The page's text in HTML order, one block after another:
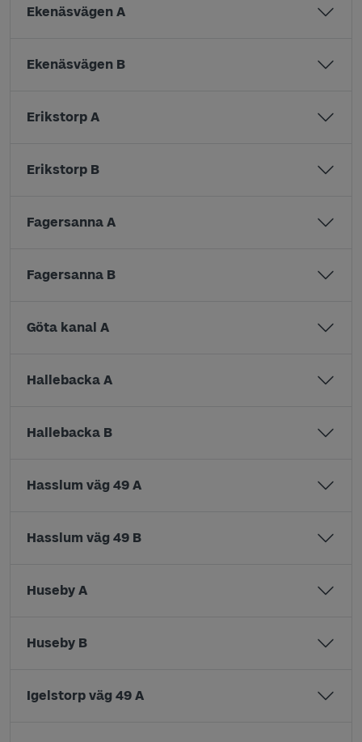
Ekenäsvägen A
Ekenäsvägen B
Erikstorp A
Erikstorp B
Fagersanna A
Fagersanna B
Göta kanal A
Hallebacka A
Hallebacka B
Hasslum väg 49 A
Hasslum väg 49 B
Huseby A
Huseby B
Igelstorp väg 49 A